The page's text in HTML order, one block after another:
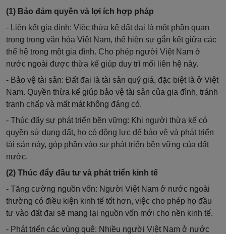
(1) Bảo đảm quyền và lợi ích hợp pháp
- Liên kết gia đình: Việc thừa kế đất đai là một phần quan
trọng trong văn hóa Việt Nam, thể hiện sự gắn kết giữa các
thế hệ trong một gia đình. Cho phép người Việt Nam ở
nước ngoài được thừa kế giúp duy trì mối liên hệ này.
- Bảo vệ tài sản: Đất đai là tài sản quý giá, đặc biệt là ở Việt
Nam. Quyền thừa kế giúp bảo vệ tài sản của gia đình, tránh
tranh chấp và mất mát không đáng có.
- Thúc đẩy sự phát triển bền vững: Khi người thừa kế có
quyền sử dụng đất, họ có động lực để bảo vệ và phát triển
tài sản này, góp phần vào sự phát triển bền vững của đất
nước.
(2) Thúc đẩy đầu tư và phát triển kinh tế
- Tăng cường nguồn vốn: Người Việt Nam ở nước ngoài
thường có điều kiện kinh tế tốt hơn, việc cho phép họ đầu
tư vào đất đai sẽ mang lại nguồn vốn mới cho nền kinh tế.
- Phát triển các vùng quê: Nhiều người Việt Nam ở nước